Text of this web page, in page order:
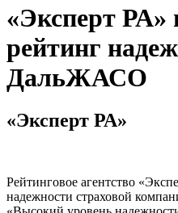
«Эксперт РА»
рейтинг
ДальЖАСО
«Эксперт РА»
Рейтинговое агентство
надежности страховой